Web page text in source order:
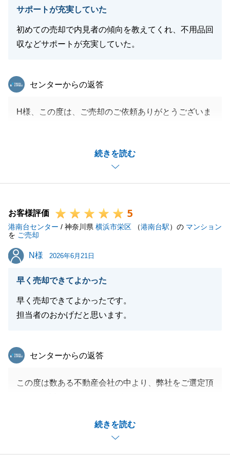
サポートが充実していた
初めての売却で内見者の傾向を教えてくれ、不用品回
収などサポートが充実していた。
続きを読む
東急リバブル
センターからの返答
H様、この度は、ご売却のご依頼ありがとうございま
今後もご不安なことがありましたら、お気軽にご連絡
閉じる
お客様評価 5
港南台センター / 神奈川県 横浜市栄区 （港南台駅）の マンション
を ご売却
N様
N様 2026年6月21日
早く売却できてよかった
早く売却できてよかったです。
担当者のおかげだと思います。
続きを読む
東急リバブル
センターからの返答
この度は数ある不動産会社の中より、弊社をご選定頂
手伝いではご縁がありませんでしたが、その後、旧ご
自宅のご売却依頼の連絡があった時は大変嬉しかった